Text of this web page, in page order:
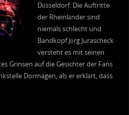
Düsseldorf. Die Auftritte
der Rheinländer sind
niemals schlecht und
Bandkopf Jörg Jurascheck
versteht es mit seinen
Grinsen auf die Gesichter der Fans
Dormagen, als er erklärt, dass